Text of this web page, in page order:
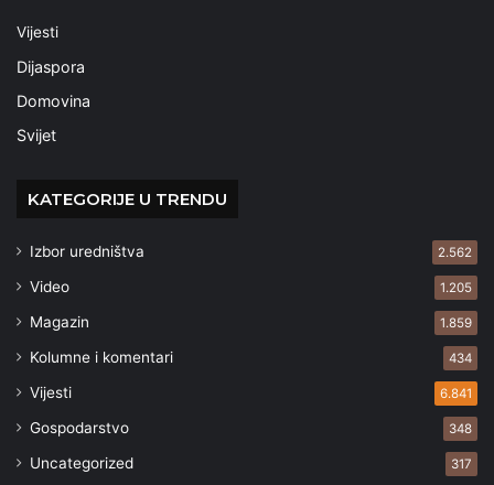
Vijesti
Dijaspora
Domovina
Svijet
KATEGORIJE U TRENDU
Izbor uredništva 2.562
Video 1.205
Magazin 1.859
Kolumne i komentari 434
Vijesti 6.841
Gospodarstvo 348
Uncategorized 317